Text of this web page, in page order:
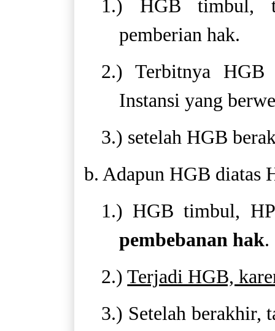
1.) HGB timbul,
pemberian hak.
2.) Terbitnya HGB
Instansi yang
3.) setelah HGB
b. Adapun HGB diatas
1.) HGB timbul,
pembebanan hak.
2.)Terjadi HGB,
3.) Setelah berakhir,